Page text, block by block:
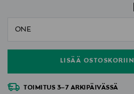
LISÄÄ OSTOSKORIIN
null
TOIMITUS 3–7 ARKIPÄIVÄSSÄ